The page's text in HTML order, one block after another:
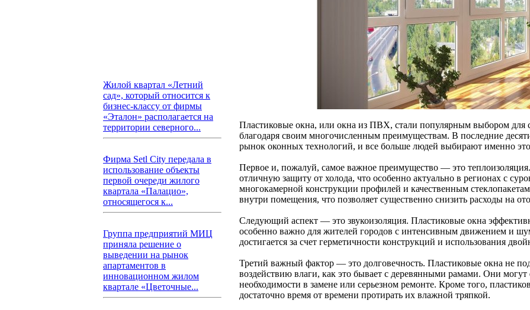
Жилой квартал «Летний
сад», который относится к
бизнес-классу от фирмы
«Эталон» располагается на
территории северного...
Фирма Setl City передала в
использование объекты
первой очереди жилого
квартала «Палацио»,
относящегося к...
Группа предприятий МИЦ
приняла решение о
выведении на рынок
апартаментов в
инновационном жилом
квартале «Цветочные...
Пластиковые окна, или окна из ПВХ, стали популярным выбором для
благодаря своим многочисленным преимуществам. В последние
рынок оконных технологий, и все больше людей выбирают именно
Первое и, пожалуй, самое важное преимущество — это
отличную защиту от холода, что особенно актуально в регионах с
многокамерной конструкции профилей и качественным
внутри помещения, что позволяет существенно снизить расходы на
Следующий аспект — это звукоизоляция. Пластиковые окна
особенно важно для жителей городов с интенсивным движением и
достигается за счет герметичности конструкций и использования
Третий важный фактор — это долговечность. Пластиковые окна не
воздействию влаги, как это бывает с деревянными рамами. Они могут
необходимости в замене или серьезном ремонте. Кроме того,
достаточно время от времени протирать их влажной тряпкой.